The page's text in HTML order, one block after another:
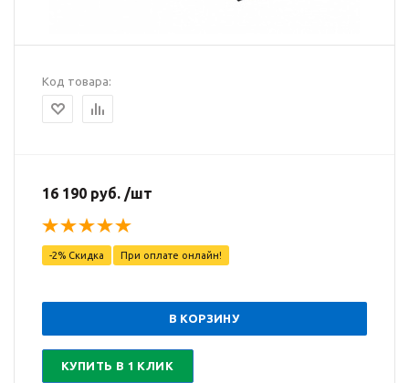
Код товара:
16 190 руб. /шт
-2% Скидка При оплате онлайн!
В КОРЗИНУ
КУПИТЬ В 1 КЛИК